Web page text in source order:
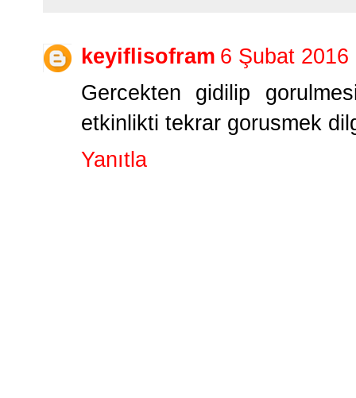
keyiflisofram 6 Şubat 2016
Gercekten gidilip
etkinlikti tekrar gorusmek
Yanıtla